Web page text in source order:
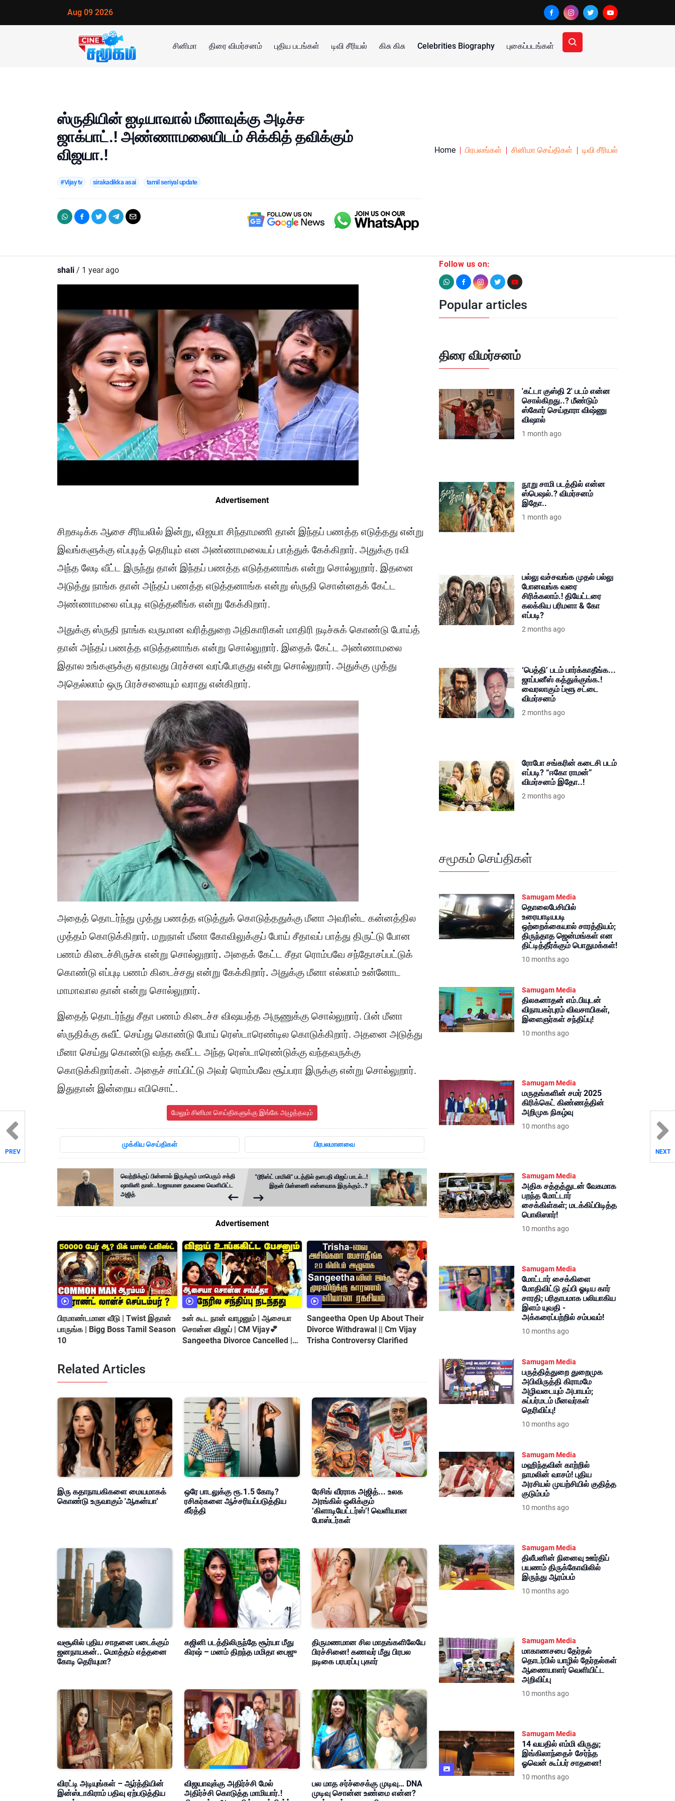
Aug 09 2026
சினிமா திரை விமர்சனம் புதிய படங்கள் டிவி சீரியல் கிசு கிசு Celebrities Biography புகைப்படங்கள்
ஸ்ருதியின் ஐடியாவால் மீனாவுக்கு அடிச்ச
ஜாக்பாட்.! அண்ணாமலையிடம் சிக்கித் தவிக்கும்
விஜயா.!
#Vijay tv sirakadikka asai tamil seriyal update
Home பிரபலங்கள் சினிமா செய்திகள் டிவி சீரியல்
shali / 1 year ago
Advertisement
சிறகடிக்க ஆசை சீரியலில் இன்று, விஜயா சிந்தாமணி தான் இந்தப் பணத்த எடுத்தது என்று
இவங்களுக்கு எப்புடித் தெரியும் என அண்ணாமலையப் பாத்துக் கேக்கிறார். அதுக்கு ரவி
அந்த லேடி வீட்ட இருந்து தான் இந்தப் பணத்த எடுத்தனாங்க என்று சொல்லுறார். இதனை
அடுத்து நாங்க தான் அந்தப் பணத்த எடுத்தனாங்க என்று ஸ்ருதி சொன்னதக் கேட்ட
அண்ணாமலை எப்புடி எடுத்தனீங்க என்று கேக்கிறார்.
அதுக்கு ஸ்ருதி நாங்க வருமான வரித்துறை அதிகாரிகள் மாதிரி நடிச்சுக் கொண்டு போய்த்
தான் அந்தப் பணத்த எடுத்தனாங்க என்று சொல்லுறார். இதைக் கேட்ட அண்ணாமலை
இதால உங்களுக்கு ஏதாவது பிரச்சன வரப்போகுது என்று சொல்லுறார். அதுக்கு முத்து
அதெல்லாம் ஒரு பிரச்சனையும் வராது என்கிறார்.
அதைத் தொடர்ந்து முத்து பணத்த எடுத்துக் கொடுத்ததுக்கு மீனா அவரின்ட கன்னத்தில
முத்தம் கொடுக்கிறார். மறுநாள் மீனா கோவிலுக்குப் போய் சீதாவப் பாத்து திருட்டு போன
பணம் கிடைச்சிருச்சு என்று சொல்லுறார். அதைக் கேட்ட சீதா ரொம்பவே சந்தோசப்பட்டுக்
கொண்டு எப்புடி பணம் கிடைச்சது என்று கேக்கிறார். அதுக்கு மீனா எல்லாம் உன்னோட
மாமாவால தான் என்று சொல்லுறார்.
இதைத் தொடர்ந்து சீதா பணம் கிடைச்ச விஷயத்த அருணுக்கு சொல்லுறார். பின் மீனா
ஸ்ருதிக்கு சுவீட் செய்து கொண்டு போய் ரெஸ்டாரெண்டில கொடுக்கிறார். அதனை அடுத்து
மீனா செய்து கொண்டு வந்த சுவீட்ட அந்த ரெஸ்டாரெண்டுக்கு வந்தவருக்கு
கொடுக்கிறார்கள். அதைச் சாப்பிட்டு அவர் ரொம்பவே சூப்பரா இருக்கு என்று சொல்லுறார்.
இதுதான் இன்றைய எபிசொட்.
மேலும் சினிமா செய்திகளுக்கு இங்கே அழுத்தவும்
முக்கிய செய்திகள் பிரபலமானவை
வெற்றிக்குப் பின்னால் இருக்கும் மாபெரும் சக்தி
ஷாலினி தான்..!மஜாவான தகவலை வெளியிட்ட
அஜித்
"டூரிஸ்ட் பாமிலி" படத்தில் தளபதி விஜய் பாடல்..!
இதன் பின்னணி என்னவாக இருக்கும்..?
PREV NEXT
Advertisement
பிரமாண்டமான வீடு | Twist இதான்
பாருங்க | Bigg Boss Tamil Season
10
உன் கூட நான் வாழனும் | ஆசையா
சொன்ன விஜய் | CM Vijay💕
Sangeetha Divorce Cancelled |😍
Sangeetha Open Up About Their
Divorce Withdrawal || Cm Vijay
Trisha Controversy Clarified
Related Articles
இரு கதாநாயகிகளை மையமாகக்
கொண்டு உருவாகும் 'ஆகன்யா'
ஒரே பாடலுக்கு ரூ.1.5 கோடி?
ரசிகர்களை ஆச்சரியப்படுத்திய
கீர்த்தி
ரேசிங் வீரராக அஜித்... உலக
அரங்கில் ஒலிக்கும்
‘கிளாடியேட்டர்ஸ்’! வெளியான
போஸ்டர்கள்
வசூலில் புதிய சாதனை படைக்கும்
ஜனநாயகன்.. மொத்தம் எத்தனை
கோடி தெரியுமா?
கஜினி படத்திலிருந்தே சூர்யா மீது
கிரஷ் – மனம் திறந்த மமிதா பைஜு
திருமணமான சில மாதங்களிலேயே
பிரச்சினை! கணவர் மீது பிரபல
நடிகை பரபரப்பு புகார்
விரட்டி அடியுங்கள் – ஆர்த்தியின்
இன்ஸ்டாகிராம் பதிவு ஏற்படுத்திய
விஜயாவுக்கு அதிர்ச்சி மேல்
அதிர்ச்சி கொடுத்த மாமியார்.!
பல மாத சர்ச்சைக்கு முடிவு… DNA
முடிவு சொன்ன உண்மை என்ன?
Follow us on:
Popular articles
திரை விமர்சனம்
'கட்டா குஸ்தி 2' படம் என்ன
சொல்கிறது..? மீண்டும்
ஸ்கோர் செய்தாரா விஷ்ணு
விஷால்
1 month ago
நூறு சாமி படத்தில் என்ன
ஸ்பெஷல்.? விமர்சனம்
இதோ..
1 month ago
பல்லு வச்சவங்க முதல் பல்லு
போனவங்க வரை
சிரிக்கலாம்.! தியேட்டரை
கலக்கிய பரிமளா & கோ
எப்படி?
2 months ago
‘பெத்தி’ படம் பார்க்காதீங்க...
ஜாப்பனீஸ் கத்துக்குங்க.!
வைரலாகும் ப்ளூ சட்டை
விமர்சனம்
2 months ago
ரோபோ சங்கரின் கடைசி படம்
எப்படி? “ஈகோ ராமன்”
விமர்சனம் இதோ..!
2 months ago
சமூகம் செய்திகள்
Samugam Media
தொலைபேசியில்
உரையாடியபடி
ஒற்றைக்கையால் சாரத்தியம்;
திருந்தாத ஜென்மங்கள் என
திட்டித்தீர்க்கும் பொதுமக்கள்!
10 months ago
Samugam Media
திலகனாதன் எம்.பியுடன்
விநாயகர்புரம் விவசாயிகள்,
இளைஞர்கள் சந்திப்பு!
10 months ago
Samugam Media
மருதங்களின் சமர் 2025
கிரிக்கெட் கிண்ணத்தின்
அறிமுக நிகழ்வு
10 months ago
Samugam Media
அதிக சத்தத்துடன் வேகமாக
பறந்த மோட்டார்
சைக்கிள்கள்; மடக்கிப்பிடித்த
பொலிஸார்!
10 months ago
Samugam Media
மோட்டார் சைக்கிளை
மோதிவிட்டு தப்பி ஓடிய கார்
சாரதி; பரிதாபமாக பலியாகிய
இளம் யுவதி -
அக்கரைப்பற்றில் சம்பவம்!
10 months ago
Samugam Media
பருத்தித்துறை துறைமுக
அபிவிருத்தி கிராமமே
அழிவடையும் அபாயம்;
சுப்பர்மடம் மீனவர்கள்
தெரிவிப்பு!
10 months ago
Samugam Media
மஹிந்தவின் காற்றில்
நாமலின் வாசம்! புதிய
அரசியல் முயற்சியில் குதித்த
குடும்பம்
10 months ago
Samugam Media
திலீபனின் நினைவு ஊர்திப்
பயணம் திருக்கோவிலில்
இருந்து ஆரம்பம்
10 months ago
Samugam Media
மாகாணசபை தேர்தல்
தொடர்பில் யாழில் தேர்தல்கள்
ஆணையாளர் வெளியிட்ட
அறிவிப்பு
10 months ago
Samugam Media
14 வயதில் எம்மி விருது;
இங்கிலாந்தைச் சேர்ந்த
ஓவென் கூப்பர் சாதனை!
10 months ago